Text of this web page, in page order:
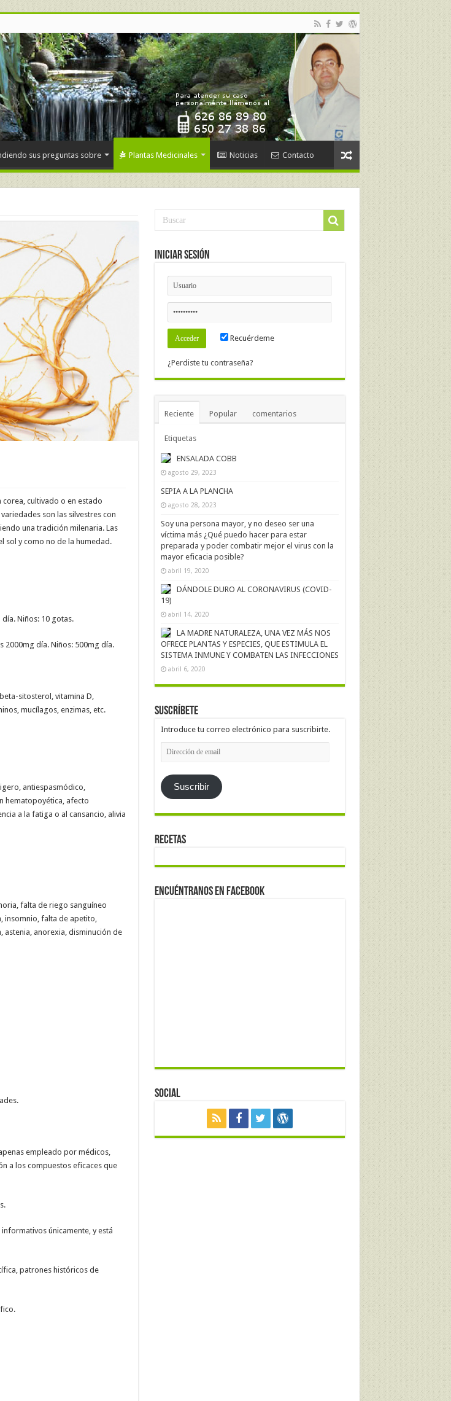
sus preguntas sobre Plantas Medicinales Noticias Contacto
corea, cultivado o en estado
son las silvestres con
una tradición milenaria. Las
sol y como no de la humedad.
Niños: 10 gotas.
2000mg día. Niños: 500mg día.
sitosterol, vitamina D,
mucílagos, enzimas, etc.
antiespasmódico,
hematopoyética, afecto
a la fatiga o al cansancio, alivia
falta de riego sanguíneo
insomnio, falta de apetito,
astenia, anorexia, disminución de
empleado por médicos,
a los compuestos eficaces que
únicamente, y está
patrones históricos de
Iniciar Sesión
Recuérdeme
¿Perdiste tu contraseña?
Reciente Popular comentarios
Etiquetas
ENSALADA COBB
agosto 29, 2023
SEPIA A LA PLANCHA
agosto 28, 2023
Soy una persona mayor, y no deseo ser una
víctima más ¿Qué puedo hacer para estar
preparada y poder combatir mejor el virus con la
mayor eficacia posible?
abril 19, 2020
DÁNDOLE DURO AL CORONAVIRUS (COVID-
19)
abril 14, 2020
LA MADRE NATURALEZA, UNA VEZ MÁS NOS
OFRECE PLANTAS Y ESPECIES, QUE ESTIMULA EL
SISTEMA INMUNE Y COMBATEN LAS INFECCIONES
abril 6, 2020
Suscríbete
Introduce tu correo electrónico para suscribirte.
Dirección
de
Suscribir
Recetas
Encuéntranos en Facebook
Social